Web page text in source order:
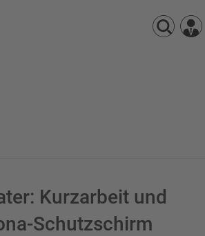
Kurzarbeit und
Schutzschirm